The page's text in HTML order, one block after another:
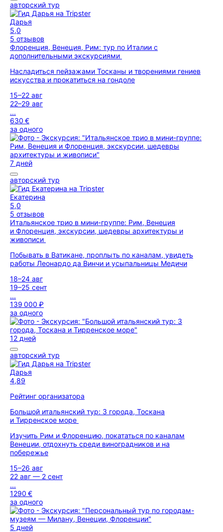
авторский тур
Дарья
5,0
5 отзывов
Флоренция, Венеция, Рим: тур по Италии с
дополнительными экскурсиями
Насладиться пейзажами Тосканы и творениями гениев
искусства и прокатиться на гондоле
15–22 авг
22–29 авг
...
630 €
за одного
7 дней
авторский тур
Екатерина
5,0
5 отзывов
Итальянское трио в мини-группе: Рим, Венеция
и Флоренция, экскурсии, шедевры архитектуры и
живописи
Побывать в Ватикане, проплыть по каналам, увидеть
работы Леонардо да Винчи и усыпальницы Медичи
18–24 авг
19–25 сент
...
139 000 ₽
за одного
12 дней
авторский тур
Дарья
4,89
Рейтинг организатора
Большой итальянский тур: 3 города, Тоскана
и Тирренское море
Изучить Рим и Флоренцию, покататься по каналам
Венеции, отдохнуть среди виноградников и на
побережье
15–26 авг
22 авг — 2 сент
...
1290 €
за одного
5 дней